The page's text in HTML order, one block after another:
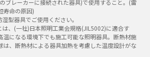
ブレーカーに接続された器具)で使用すること。(雷
寿命の原因)
型器具でご使用ください。
、(一社)日本照明工業会規格(JIL5002)に適合す
温になる環境下でも施工可能な照明器具。断熱材施
は、断熱材による器具加熱を考慮した温度設計がな